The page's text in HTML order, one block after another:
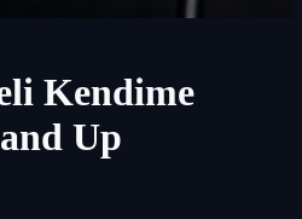
Kendime
Up